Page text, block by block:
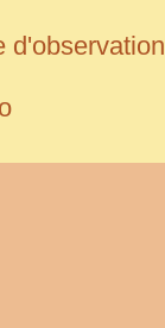
d'observation